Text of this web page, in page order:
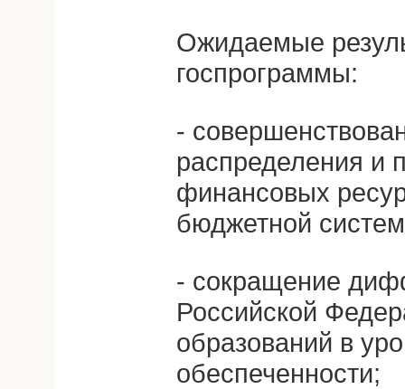
Ожидаемые
госпрограммы:
-
распределения и
финансовых
бюджетной
- сокращение
Российской
образований в
обеспеченности;